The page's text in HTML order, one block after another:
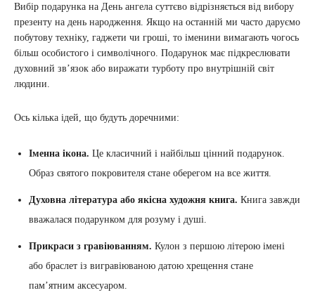
Вибір подарунка на День ангела суттєво відрізняється від вибору
презенту на день народження. Якщо на останній ми часто даруємо
побутову техніку, гаджети чи гроші, то іменини вимагають чогось
більш особистого і символічного. Подарунок має підкреслювати
духовний зв’язок або виражати турботу про внутрішній світ
людини.
Ось кілька ідей, що будуть доречними:
Іменна ікона. Це класичний і найбільш цінний подарунок.
Образ святого покровителя стане оберегом на все життя.
Духовна література або якісна художня книга. Книга завжди
вважалася подарунком для розуму і душі.
Прикраси з гравіюванням. Кулон з першою літерою імені
або браслет із вигравіюваною датою хрещення стане
пам’ятним аксесуаром.